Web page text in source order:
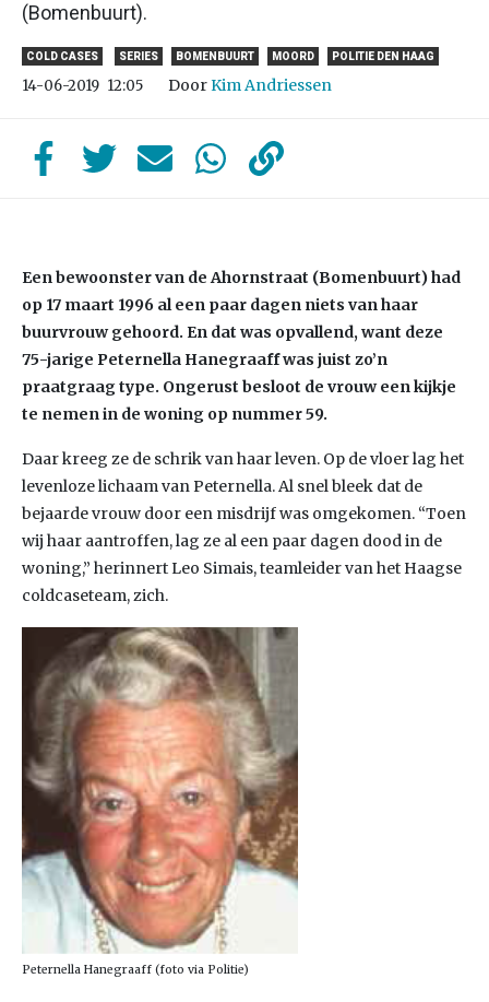
(Bomenbuurt).
COLD CASES SERIES BOMENBUURT MOORD POLITIE DEN HAAG
14-06-2019 12:05 DoorKim Andriessen
Een bewoonster van de Ahornstraat (Bomenbuurt) had
op 17 maart 1996 al een paar dagen niets van haar
buurvrouw gehoord. En dat was opvallend, want deze
75-jarige Peternella Hanegraaff was juist zo’n
praatgraag type. Ongerust besloot de vrouw een kijkje
te nemen in de woning op nummer 59.
Daar kreeg ze de schrik van haar leven. Op de vloer lag het
levenloze lichaam van Peternella. Al snel bleek dat de
bejaarde vrouw door een misdrijf was omgekomen. “Toen
wij haar aantroffen, lag ze al een paar dagen dood in de
woning,” herinnert Leo Simais, teamleider van het Haagse
coldcaseteam, zich.
Peternella Hanegraaff (foto via Politie)